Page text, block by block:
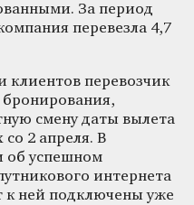
За период
перевезла 4,7
клиентов перевозчик
бронирования,
смену даты вылета
2 апреля. В
об успешном
интернета
ней подключены уже